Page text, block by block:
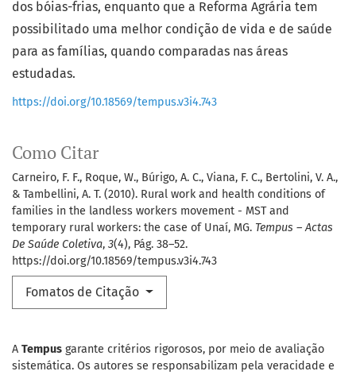
Como Citar
Carneiro, F. F., Roque, W., Búrigo, A. C., Viana, F. C., Bertolini, V. A.,
& Tambellini, A. T. (2010). Rural work and health conditions of
families in the landless workers movement - MST and
temporary rural workers: the case of Unaí, MG. Tempus – Actas
De Saúde Coletiva, 3(4), Pág. 38–52.
https://doi.org/10.18569/tempus.v3i4.743
Fomatos de Citação
dos bóias-frias, enquanto que a Reforma Agrária tem
possibilitado uma melhor condição de vida e de saúde
para as famílias, quando comparadas nas áreas
estudadas.
https://doi.org/10.18569/tempus.v3i4.743
A Tempus garante critérios rigorosos, por meio de avaliação
sistemática. Os autores se responsabilizam pela veracidade e